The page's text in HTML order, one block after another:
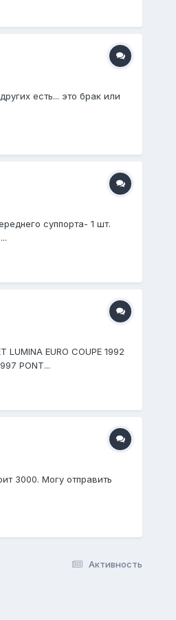
есть... это брак или
суппорта- 1 шт.
LUMINA EURO COUPE 1992
PONT...
3000. Могу отправить
Активность